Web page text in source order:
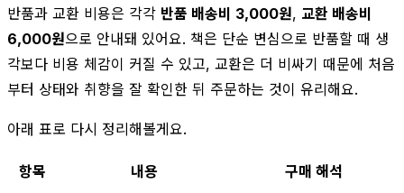
반품과 교환 비용은 각각 반품 배송비 3,000원, 교환 배송비
6,000원으로 안내돼 있어요. 책은 단순 변심으로 반품할 때 생
각보다 비용 체감이 커질 수 있고, 교환은 더 비싸기 때문에 처음
부터 상태와 취향을 잘 확인한 뒤 주문하는 것이 유리해요.
아래 표로 다시 정리해볼게요.
항목 내용
구매 해석